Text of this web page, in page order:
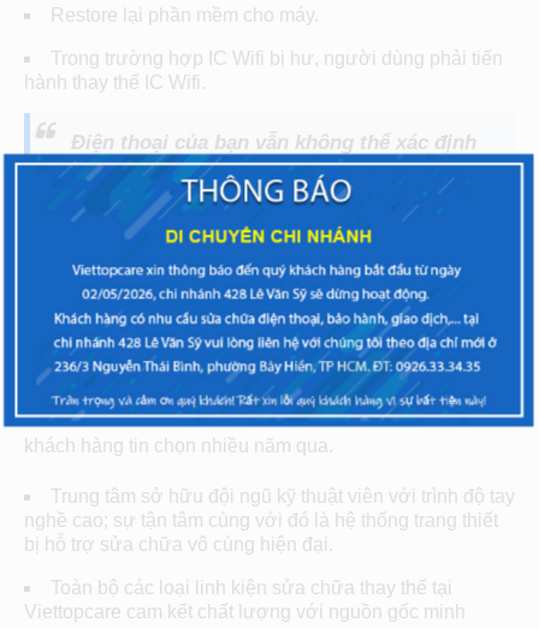
Restore lại phần mềm cho máy.
Trong trường hợp IC Wifi bị hư, người dùng phải tiến
hành thay thế IC Wifi.
Điện thoại của bạn vẫn không thể xác định
được lỗi, quý khách có thể mang máy đến
cáctrung tâm sửa chữa Sony uy tín
để khắc
phục tình trạng này.
Khắc phục lỗi Sony Xperia Z1 bị mất sóng wifi
– đến ngay Viettopcare
Viettopcare là trung tâm sửa chữa điện thoại đáng tin cậy
với hệ thống chi nhánh rộng khắp HCM, được đông đảo
khách hàng tin chọn nhiều năm qua.
Trung tâm sở hữu đội ngũ kỹ thuật viên với trình độ tay
nghề cao; sự tận tâm cùng với đó là hệ thống trang thiết
bị hỗ trợ sửa chữa vô cùng hiện đại.
Toàn bộ các loại linh kiện sửa chữa thay thế tại
Viettopcare cam kết chất lượng với nguồn gốc minh